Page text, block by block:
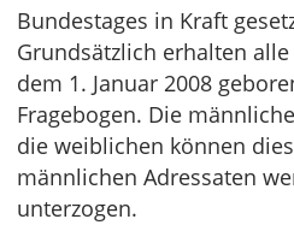
Bundestages in Kraft
Grundsätzlich erhalten
dem 1. Januar 2008
Fragebogen. Die
die weiblichen können
männlichen Adressaten
unterzogen.